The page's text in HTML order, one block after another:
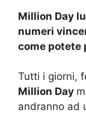
Million Day
numeri
come potete
Tutti i giorni,
Million Day
andranno ad